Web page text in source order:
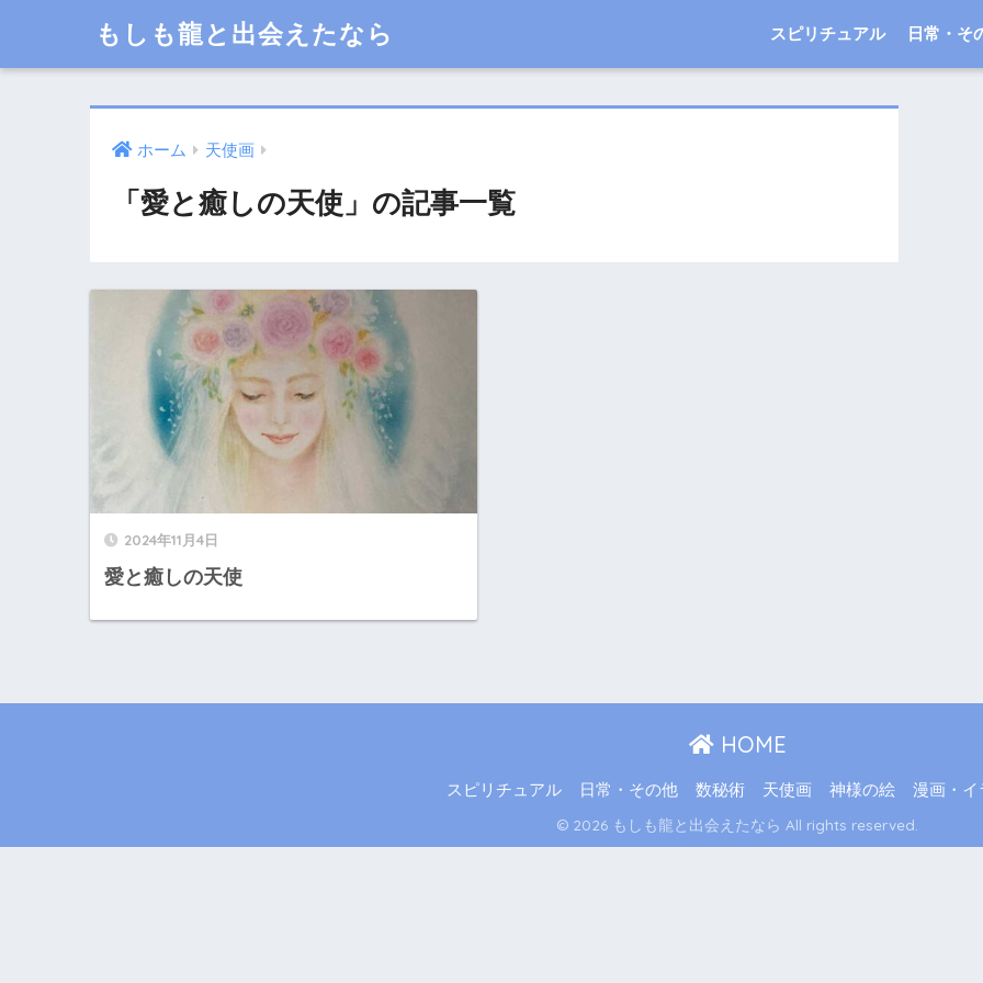
もしも龍と出会えたなら スピリチュアル 日常・そ
ホーム 天使画
「愛と癒しの天使」の記事一覧
2024年11月4日
愛と癒しの天使
HOME
スピリチュアル 日常・その他 数秘術 天使画 神様の絵 漫画・イ
© 2026 もしも龍と出会えたなら All rights reserved.